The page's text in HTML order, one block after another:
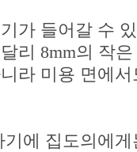
가 들어갈 수
리 8mm의 작
라 미용 면에
에 집도의에